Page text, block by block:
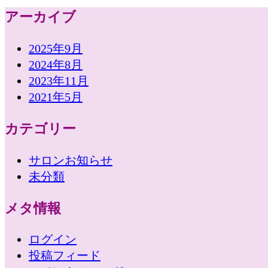
アーカイブ
2025年9月
2024年8月
2023年11月
2021年5月
カテゴリー
サロンお知らせ
未分類
メタ情報
ログイン
投稿フィード